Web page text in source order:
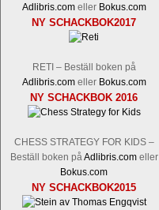
Adlibris.comeller Bokus.com
NY SCHACKBOK2017
RETI – Beställ boken på
Adlibris.comeller Bokus.com
NY SCHACKBOK 2016
CHESS STRATEGY FOR KIDS –
Beställ boken påAdlibris.comeller
Bokus.com
NY SCHACKBOK2015